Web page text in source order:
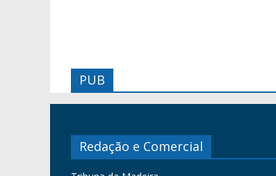
PUB
Redação e Comercial